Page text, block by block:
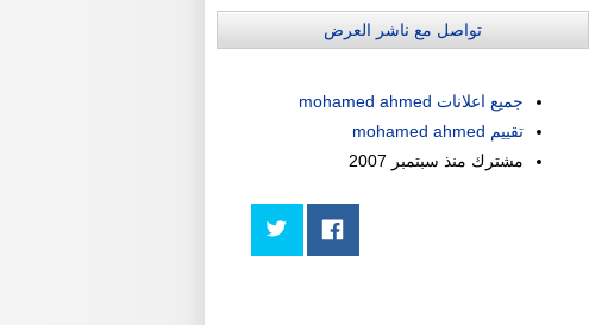
تواصل مع ناشر العرض
جميع اعلانات mohamed ahmed
تقييم mohamed ahmed
مشترك منذ سبتمبر 2007